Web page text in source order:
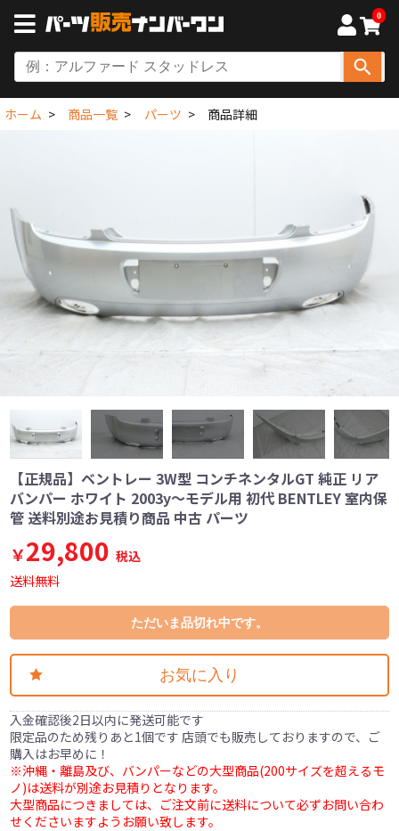
0
ホーム 商品一覧 パーツ 商品詳細
【正規品】ベントレー 3W型 コンチネンタルGT 純正 リア
バンパー ホワイト 2003y～モデル用 初代 BENTLEY 室内保
管 送料別途お見積り商品 中古 パーツ
￥29,800 税込
送料無料
ただいま品切れ中です。
お気に入り
入金確認後2日以内に発送可能です
限定品のため残りあと1個です 店頭でも販売しておりますので、ご
購入はお早めに！
※沖縄・離島及び、バンパーなどの大型商品(200サイズを超えるモ
ノ)は送料が別途お見積りとなります。
大型商品につきましては、ご注文前に送料について必ずお問い合わ
せくださいますようお願い致します。